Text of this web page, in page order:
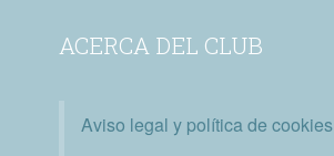
ACERCA DEL CLUB
Aviso legal y política de cookies